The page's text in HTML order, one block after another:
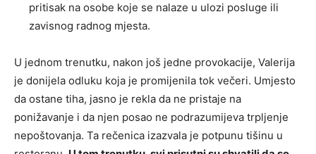
pritisak na osobe koje se nalaze u ulozi posluge ili
zavisnog radnog mjesta.
U jednom trenutku, nakon još jedne provokacije, Valerija
je donijela odluku koja je promijenila tok večeri. Umjesto
da ostane tiha, jasno je rekla da ne pristaje na
ponižavanje i da njen posao ne podrazumijeva trpljenje
nepoštovanja. Ta rečenica izazvala je potpunu tišinu u